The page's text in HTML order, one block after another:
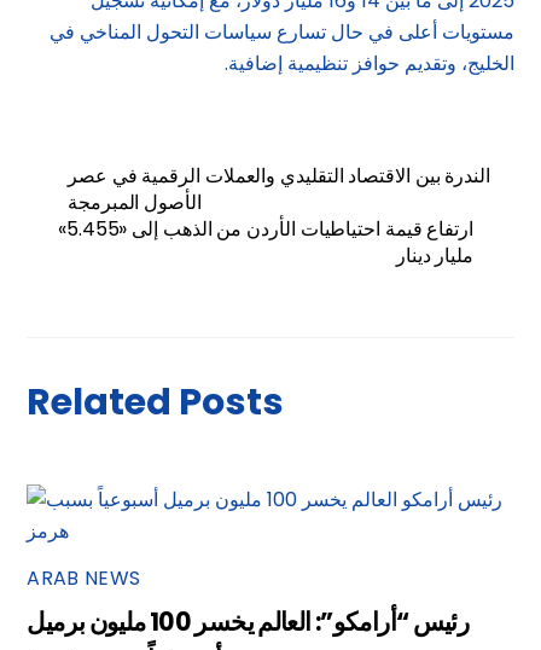
مستويات أعلى في حال تسارع سياسات التحول المناخي في
الخليج، وتقديم حوافز تنظيمية إضافية.
الندرة بين الاقتصاد التقليدي والعملات الرقمية في عصر
الأصول المبرمجة
ارتفاع قيمة احتياطيات الأردن من الذهب إلى «5.455»
مليار دينار
Related Posts
ARAB NEWS
رئيس “أرامكو”: العالم يخسر 100 مليون برميل